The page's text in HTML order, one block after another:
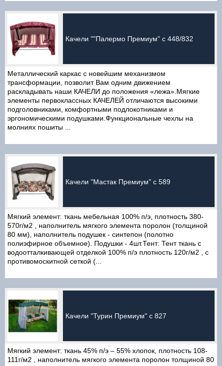
Качели ""Палермо Премиум" с 448/832
Металлический каркас с новейшим механизмом
трансформации, позволит Вам одним движением
раскладывать наши КАЧЕЛИ до положения «лежа».Мягкие
элементы первоклассных КАЧЕЛЕЙ отличаются высокими
подголовниками, комфортными подлокотниками и
эргономическими подушками.Функциональные чехлы на
молниях пошиты ...
Качели "Мастак Премиум" с 589
Мягкий элемент: ткань мебельная 100% п/э, плотность 380-
570г/м2 , наполнитель мягкого элемента поролон (толщиной
80 мм), наполнитель подушек - синтепон (полотно
полиэфирное объемное). Подушки - 4шт.Тент: Тент ткань с
водоотталкивающей отделкой 100% п/э плотность 120г/м2 , с
противомоскитной сеткой (...
Качели "Турин Премиум" с 827
Мягкий элемент: ткань 45% п/э – 55% хлопок, плотность 108-
111г/м2 , наполнитель мягкого элемента поролон толщиной 80